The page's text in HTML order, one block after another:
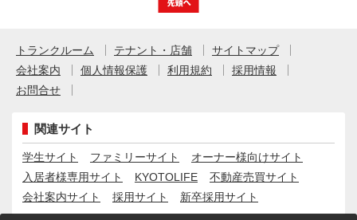
トランクルーム テナント・店舗
サイトマップ
会社案内
個人情報保護 利用規約
採用情報
お問合せ
関連サイト
学生サイト ファミリーサイト
オーナー様向けサイト
入居者様専用サイト
KYOTOLIFE
不動産売買サイト
会社案内サイト
採用サイト 新卒採用サイト